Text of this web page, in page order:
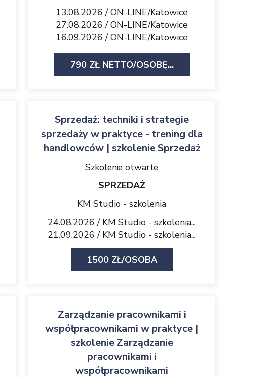
13.08.2026 / ON-LINE/Katowice
27.08.2026 / ON-LINE/Katowice
16.09.2026 / ON-LINE/Katowice
790 ZŁ NETTO/OSOBĘ...
Sprzedaż: techniki i strategie
sprzedaży w praktyce - trening dla
handlowców | szkolenie Sprzedaż
Szkolenie otwarte
SPRZEDAŻ
KM Studio - szkolenia
24.08.2026 / KM Studio - szkolenia...
21.09.2026 / KM Studio - szkolenia...
1500 ZŁ/OSOBA
Zarządzanie pracownikami i
współpracownikami w praktyce |
szkolenie Zarządzanie
pracownikami i
współpracownikami